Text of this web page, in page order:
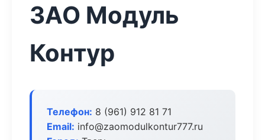
ЗАО Модуль
Контур
Телефон: 8 (961) 912 81 71
Email: info@zaomodulkontur777.ru